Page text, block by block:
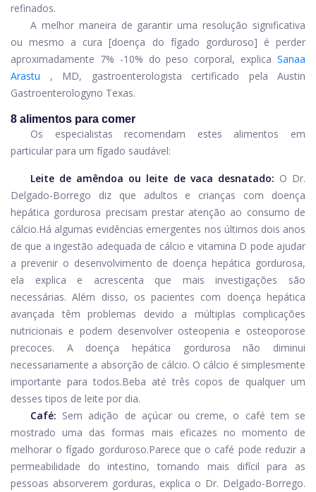
refinados.
A melhor maneira de garantir uma resolução significativa
ou mesmo a cura [doença do fígado gorduroso] é perder
aproximadamente 7% -10% do peso corporal, explica Sanaa
Arastu
, MD, gastroenterologista certificado pela Austin
Gastroenterologyno Texas.
8 alimentos para comer
Os especialistas recomendam estes alimentos em
particular para um fígado saudável:
Leite de amêndoa ou leite de vaca desnatado: O Dr.
Delgado-Borrego diz que adultos e crianças com doença
hepática gordurosa precisam prestar atenção ao consumo de
cálcio.Há algumas evidências emergentes nos últimos dois anos
de que a ingestão adequada de cálcio e vitamina D pode ajudar
a prevenir o desenvolvimento de doença hepática gordurosa,
ela explica e acrescenta que mais investigações são
necessárias. Além disso, os pacientes com doença hepática
avançada têm problemas devido a múltiplas complicações
nutricionais e podem desenvolver osteopenia e osteoporose
precoces. A doença hepática gordurosa não diminui
necessariamente a absorção de cálcio. O cálcio é simplesmente
importante para todos.Beba até três copos de qualquer um
desses tipos de leite por dia.
Café: Sem adição de açúcar ou creme, o café tem se
mostrado uma das formas mais eficazes no momento de
melhorar o fígado gorduroso.Parece que o café pode reduzir a
permeabilidade do intestino, tornando mais difícil para as
pessoas absorverem gorduras, explica o Dr. Delgado-Borrego.